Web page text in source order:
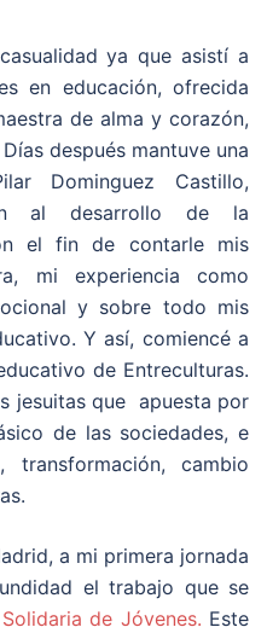
ya que asistí a
en educación, ofrecida
de alma y corazón,
Días después mantuve una
Dominguez Castillo,
al desarrollo de la
el fin de contarle mis
mi experiencia como
y sobre todo mis
Y así, comiencé a
de Entreculturas.
jesuitas que apuesta por
de las sociedades, e
transformación, cambio
a mi primera jornada
el trabajo que se
de Jóvenes. Este